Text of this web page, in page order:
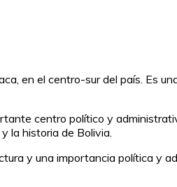
en el centro-sur del país. Es
centro político y
la historia de Bolivia.
y una importancia política y